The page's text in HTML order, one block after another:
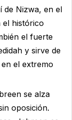
de Nizwa, en el
el histórico
el fuerte
y sirve de
el extremo
se alza
oposición.